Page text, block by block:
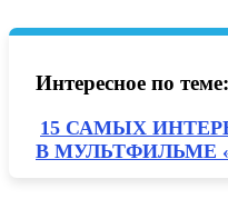
Интересное по теме:
15 САМЫХ
В МУЛЬТФИЛЬМЕ